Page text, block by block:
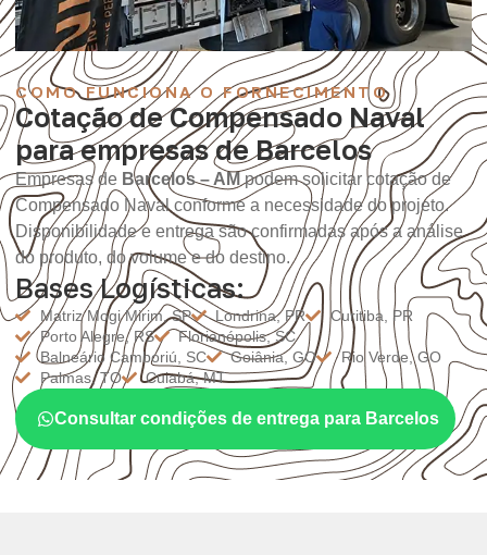
COMO FUNCIONA O FORNECIMENTO
Cotação de Compensado Naval
para empresas de Barcelos
Empresas de Barcelos – AM podem solicitar cotação de
Compensado Naval conforme a necessidade do projeto.
Disponibilidade e entrega são confirmadas após a análise
do produto, do volume e do destino.
Bases Logísticas:
Matriz Mogi Mirim, SP Londrina, PR
Curitiba, PR
Porto Alegre, RS
Florianópolis, SC
Balneário Camboriú, SC
Goiânia, GO
Rio Verde, GO
Palmas, TO
Cuiabá, MT
Consultar condições de entrega para Barcelos